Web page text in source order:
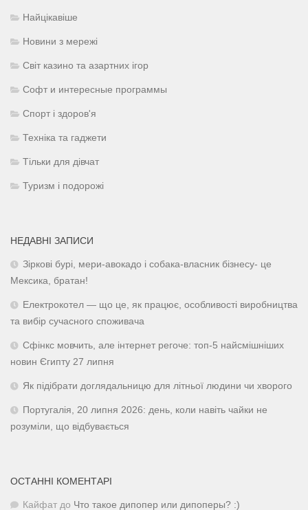
Найцікавіше
Новини з мережі
Світ казино та азартних ігор
Софт и интересные программы
Спорт і здоров'я
Техніка та гаджети
Тільки для дівчат
Туризм і подорожі
НЕДАВНІ ЗАПИСИ
Зіркові бурі, мери-авокадо і собака-власник бізнесу- це
Мексика, братан!
Електрокотел — що це, як працює, особливості виробництва
та вибір сучасного споживача
Сфінкс мовчить, але інтернет регоче: топ-5 найсмішніших
новин Єгипту 27 липня
Як підібрати доглядальницю для літньої людини чи хворого
Португалія, 20 липня 2026: день, коли навіть чайки не
розуміли, що відбувається
ОСТАННІ КОМЕНТАРІ
Кайфат до Что такое дипопер или дипоперы? :)